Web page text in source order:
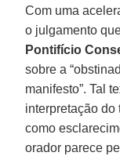
Com uma
o julgamento
Pontifício
sobre a
manifesto”. Tal
interpretação do
como
orador parece